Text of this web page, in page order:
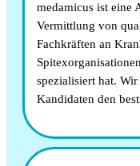
medamicus ist eine
Vermittlung von
Fachkräften an
spezialisiert hat.
Kandidaten den